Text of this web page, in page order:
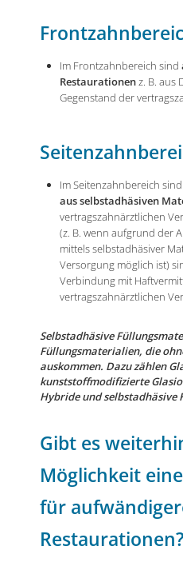
Im Frontzahnbereich sind
Restaurationenz. B. aus
Gegenstand der
Im Seitenzahnbereich sind
aus selbstadhäsiven
vertragszahnärztlichen
(z. B. wenn aufgrund der
mittels selbstadhäsiver
Versorgung möglich ist)
Verbindung mit
vertragszahnärztlichen
Selbstadhäsive
Füllungsmaterialien, die
auskommen. Dazu zählen
kunststoffmodifizierte
Hybride und selbstadhäsive
Gibt es
Möglichkeit
für
Restaurationen?